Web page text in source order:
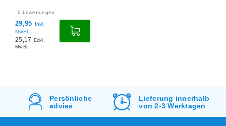
0 bewertungen
29,95
Inkl.
MwSt.
25,17
Exkl.
MwSt.
Persönliche
advies
Lieferung innerhalb
von 2-3 Werktagen